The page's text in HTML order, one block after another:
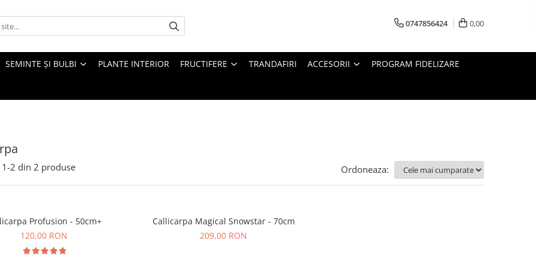
0747856424 0,00
SEMINTE ȘI BULBI PLANTE INTERIOR FRUCTIFERE TRANDAFIRI ACCESORII PROGRAM FIDELIZARE
1-2 din 2 produse Ordoneaza:
Profusion - 50cm+
120,00 RON
Callicarpa Magical Snowstar - 70cm
209,00 RON